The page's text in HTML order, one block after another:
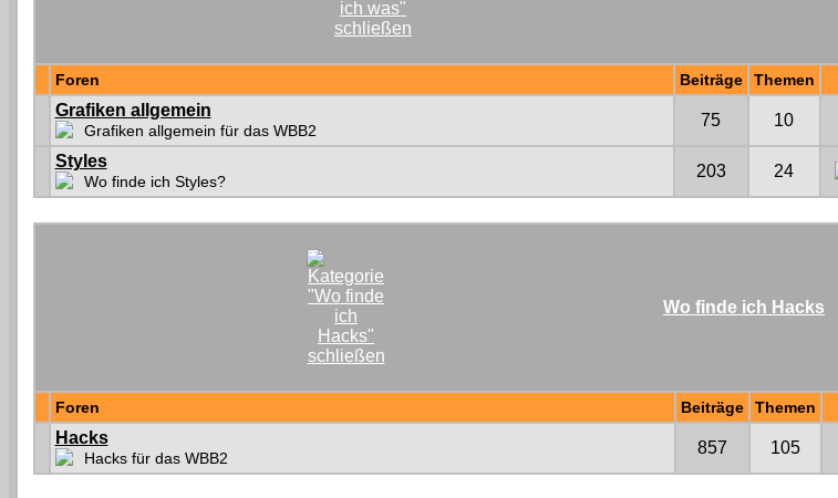
Foren Beiträge Themen
Grafiken allgemein
Grafiken allgemein für das WBB2
75 10
Styles
Wo finde ich Styles?
203 24
Wo finde ich Hacks
Foren Beiträge Themen
Hacks
Hacks für das WBB2
857 105